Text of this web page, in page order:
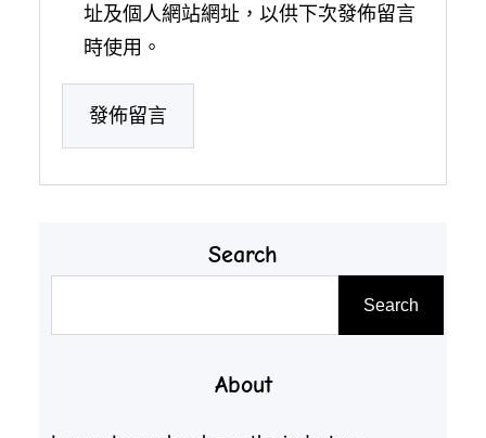
址及個人網站網址，以供下次發佈留言
時使用。
Search
Search
About